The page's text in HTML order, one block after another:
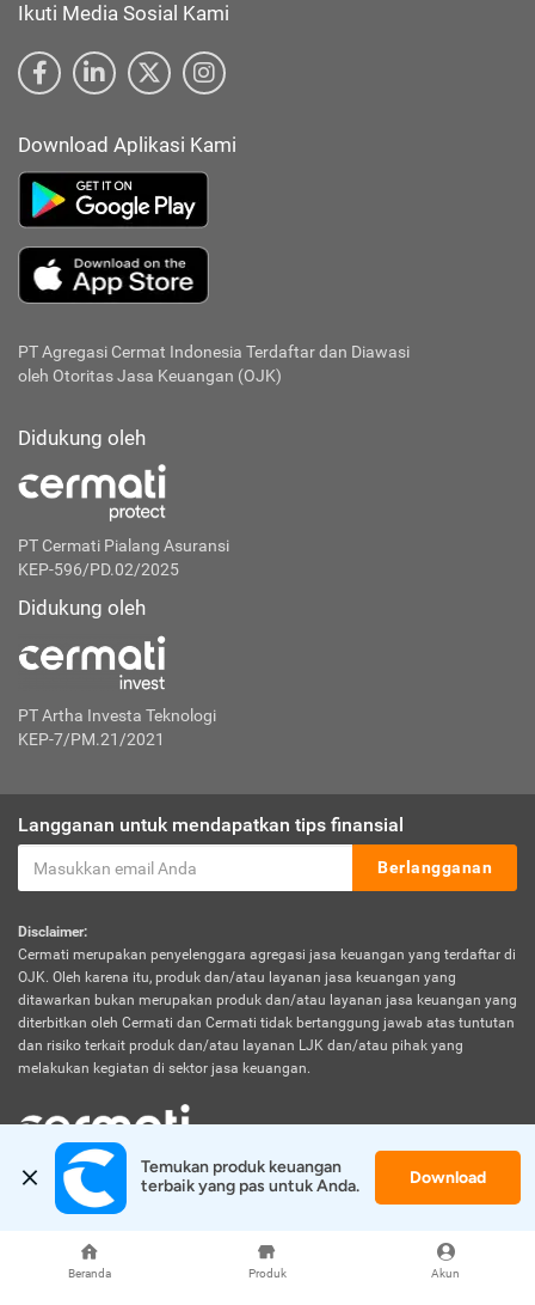
Beranda Produk Akun
Ikuti Media Sosial Kami
Download Aplikasi Kami
PT Agregasi Cermat Indonesia Terdaftar dan Diawasi
oleh Otoritas Jasa Keuangan (OJK)
Didukung oleh
PT Cermati Pialang Asuransi
KEP-596/PD.02/2025
Didukung oleh
PT Artha Investa Teknologi
KEP-7/PM.21/2021
Langganan untuk mendapatkan tips finansial
Berlangganan
Disclaimer:
Cermati merupakan penyelenggara agregasi jasa keuangan yang terdaftar di
OJK. Oleh karena itu, produk dan/atau layanan jasa keuangan yang
ditawarkan bukan merupakan produk dan/atau layanan jasa keuangan yang
diterbitkan oleh Cermati dan Cermati tidak bertanggung jawab atas tuntutan
dan risiko terkait produk dan/atau layanan LJK dan/atau pihak yang
melakukan kegiatan di sektor jasa keuangan.
© 2026 Cermati. All Rights Reserved.
Temukan produk keuangan
terbaik yang pas untuk Anda.
Download